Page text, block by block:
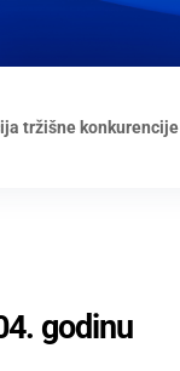
tržišne konkurencije
godinu